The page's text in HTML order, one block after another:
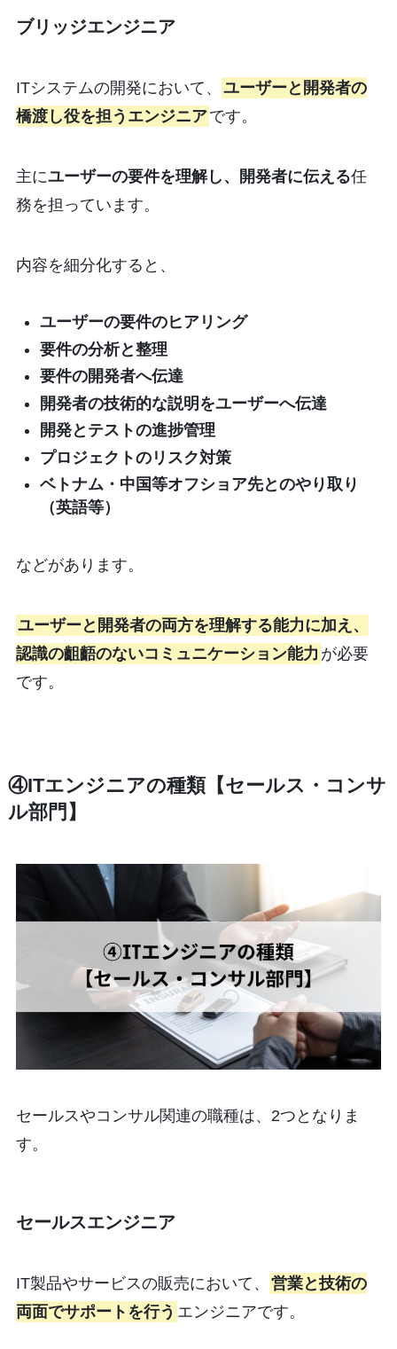
ブリッジエンジニア
ITシステムの開発において、
ユーザーと開発者の
橋渡し役を担うエンジニアです。
主にユーザーの要件を理解し、開発者に伝える任
務を担っています。
内容を細分化すると、
ユーザーの要件のヒアリング
要件の分析と整理
要件の開発者へ伝達
開発者の技術的な説明をユーザーへ伝達
開発とテストの進捗管理
プロジェクトのリスク対策
ベトナム・中国等オフショア先とのやり取り
（英語等）
などがあります。
ユーザーと開発者の両方を理解する能力に加え、
認識の齟齬のないコミュニケーション能力 が必要
です。
④ITエンジニアの種類【セールス・コンサ
ル部門】
セールスやコンサル関連の職種は、2つとなりま
す。
セールスエンジニア
IT製品やサービスの販売において、
営業と技術の
両面でサポートを行う エンジニアです。